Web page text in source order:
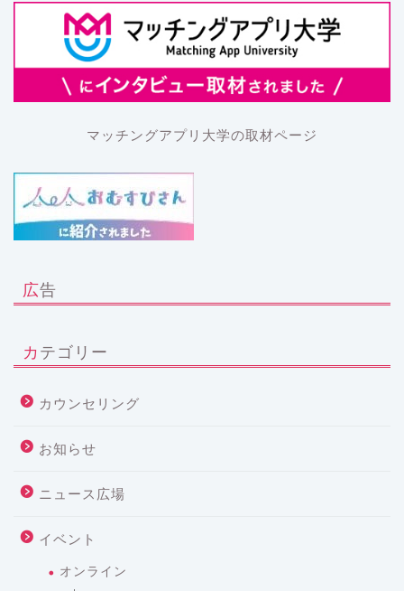
マッチングアプリ大学の取材ページ
広告
カテゴリー
カウンセリング
お知らせ
ニュース広場
イベント
オンライン